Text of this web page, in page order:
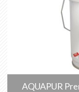
AQUAPUR